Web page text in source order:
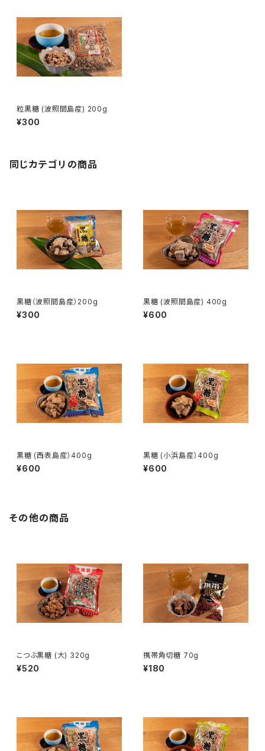
粒黒糖 (波照間島産) 200g
¥300
同じカテゴリの商品
黒糖（波照間島産）200g
¥300
黒糖 (波照間島産) 400g
¥600
黒糖 (西表島産）400g
¥600
黒糖 (小浜島産）400g
¥600
その他の商品
こつぶ黒糖 (大) 320g
¥520
携帯角切糖 70g
¥180